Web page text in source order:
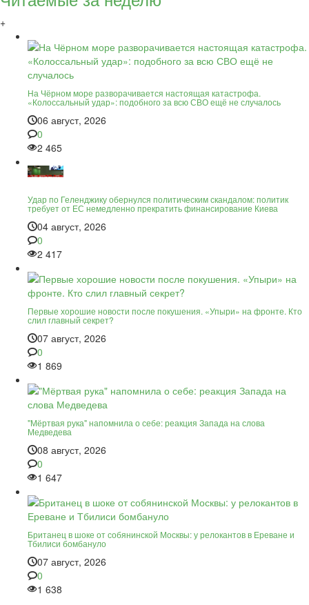
+
На Чёрном море разворачивается настоящая катастрофа.
«Колоссальный удар»: подобного за всю СВО ещё не случалось
06 август, 2026
0
2 465
Удар по Геленджику обернулся политическим скандалом: политик
требует от ЕС немедленно прекратить финансирование Киева
04 август, 2026
0
2 417
Первые хорошие новости после покушения. «Упыри» на фронте. Кто
слил главный секрет?
07 август, 2026
0
1 869
"Мёртвая рука" напомнила о себе: реакция Запада на слова
Медведева
08 август, 2026
0
1 647
Британец в шоке от собянинской Москвы: у релокантов в Ереване и
Тбилиси бомбануло
07 август, 2026
0
1 638